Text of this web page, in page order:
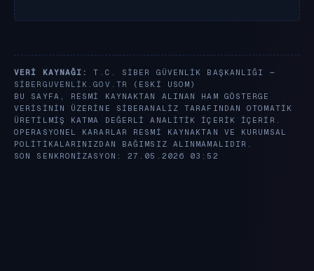
VERI KAYNAĞI:
T.C. SIBER GÜVENLIK BAŞKANLIĞI —
SIBERGUVENLIK.GOV.TR
(ESKI USOM)
BU SAYFA, RESMI KAYNAKTAN ALINAN HAM GÖSTERGE
VERISININ ÜZERINE SIBERANALIZ TARAFINDAN OTOMATIK
ÜRETILMIŞ KATMA DEĞERLI ANALITIK IÇERIK IÇERIR.
OPERASYONEL KARARLAR RESMI KAYNAKTAN VE KURUMSAL
POLITIKALARINIZDAN BAĞIMSIZ ALINMAMALIDIR.
SON SENKRONIZASYON: 27.05.2026 03:52